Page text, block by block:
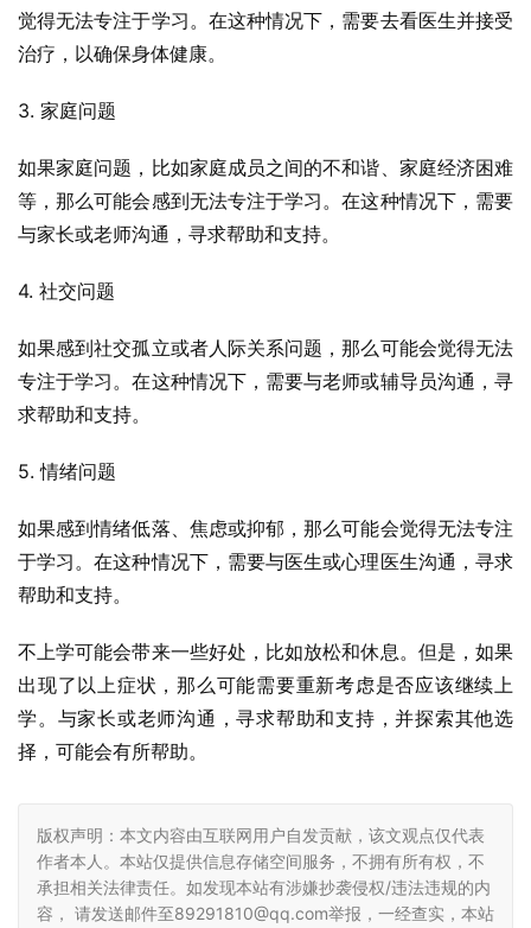
觉得无法专注于学习。在这种情况下，需要去看医生并接受
治疗，以确保身体健康。
3. 家庭问题
如果家庭问题，比如家庭成员之间的不和谐、家庭经济困难
等，那么可能会感到无法专注于学习。在这种情况下，需要
与家长或老师沟通，寻求帮助和支持。
4. 社交问题
如果感到社交孤立或者人际关系问题，那么可能会觉得无法
专注于学习。在这种情况下，需要与老师或辅导员沟通，寻
求帮助和支持。
5. 情绪问题
如果感到情绪低落、焦虑或抑郁，那么可能会觉得无法专注
于学习。在这种情况下，需要与医生或心理医生沟通，寻求
帮助和支持。
不上学可能会带来一些好处，比如放松和休息。但是，如果
出现了以上症状，那么可能需要重新考虑是否应该继续上
学。与家长或老师沟通，寻求帮助和支持，并探索其他选
择，可能会有所帮助。
版权声明：本文内容由互联网用户自发贡献，该文观点仅代表
作者本人。本站仅提供信息存储空间服务，不拥有所有权，不
承担相关法律责任。如发现本站有涉嫌抄袭侵权/违法违规的内
容， 请发送邮件至89291810@qq.com举报，一经查实，本站